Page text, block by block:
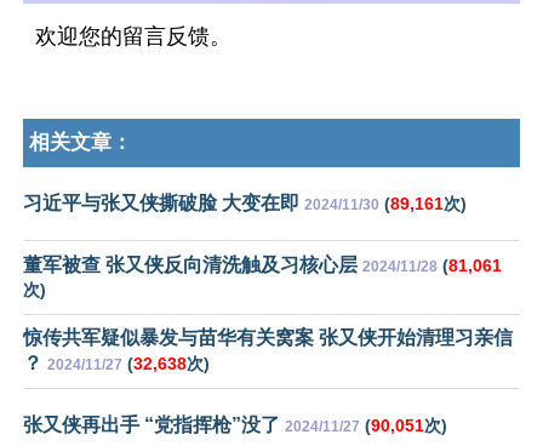
欢迎您的留言反馈。
相关文章：
习近平与张又侠撕破脸 大变在即 2024/11/30 (89,161次)
董军被查 张又侠反向清洗触及习核心层 2024/11/28 (81,061
次)
惊传共军疑似暴发与苗华有关窝案 张又侠开始清理习亲信
？ 2024/11/27 (32,638次)
张又侠再出手 “党指挥枪”没了 2024/11/27 (90,051次)